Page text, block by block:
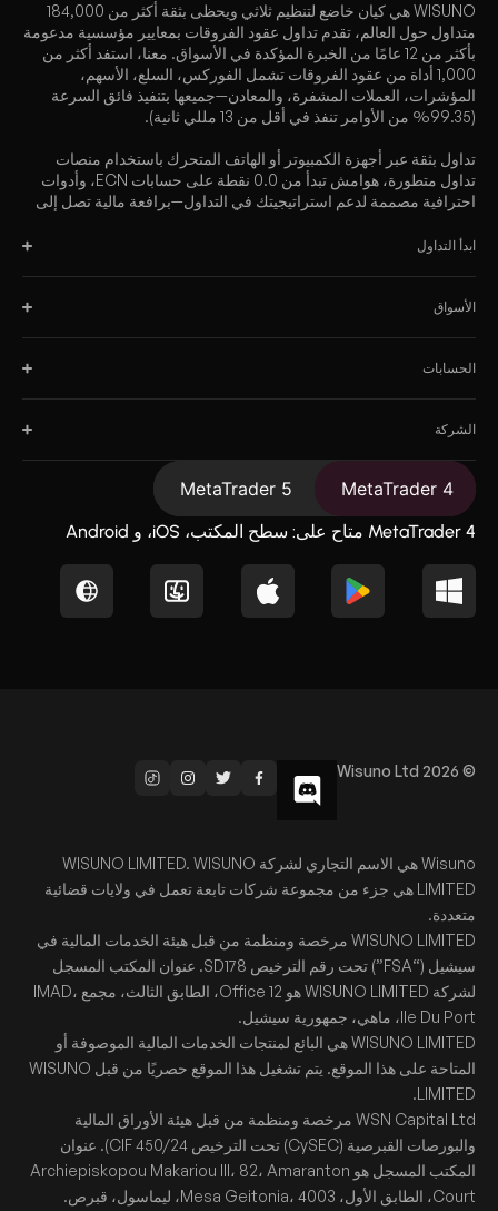
WISUNO هي كيان خاضع لتنظيم ثلاثي ويحظى بثقة أكثر من 184,000
متداول حول العالم، تقدم تداول عقود الفروقات بمعايير مؤسسية مدعومة
بأكثر من 12 عامًا من الخبرة المؤكدة في الأسواق. معنا، استفد أكثر من
1,000 أداة من عقود الفروقات تشمل الفوركس، السلع، الأسهم،
المؤشرات، العملات المشفرة، والمعادن—جميعها بتنفيذ فائق السرعة
(99.35% من الأوامر تنفذ في أقل من 13 مللي ثانية).
تداول بثقة عبر أجهزة الكمبيوتر أو الهاتف المتحرك باستخدام منصات
تداول متطورة، هوامش تبدأ من 0.0 نقطة على حسابات ECN، وأدوات
احترافية مصممة لدعم استراتيجيتك في التداول—برافعة مالية تصل إلى
ابدأ التداول
الأسواق
الحسابات
الشركة
MetaTrader 4
MetaTrader 5
MetaTrader 4 متاح على: سطح المكتب، iOS، و Android
© Wisuno Ltd 2026
Wisuno هي الاسم التجاري لشركة WISUNO LIMITED. WISUNO
LIMITED هي جزء من مجموعة شركات تابعة تعمل في ولايات قضائية
متعددة.
WISUNO LIMITED مرخصة ومنظمة من قبل هيئة الخدمات المالية في
سيشيل (“FSA”) تحت رقم الترخيص SD178. عنوان المكتب المسجل
لشركة WISUNO LIMITED هو Office 12، الطابق الثالث، مجمع IMAD،
Ile Du Port، ماهي، جمهورية سيشيل.
WISUNO LIMITED هي البائع لمنتجات الخدمات المالية الموصوفة أو
المتاحة على هذا الموقع. يتم تشغيل هذا الموقع حصريًا من قبل WISUNO
LIMITED.
WSN Capital Ltd مرخصة ومنظمة من قبل هيئة الأوراق المالية
والبورصات القبرصية (CySEC) تحت الترخيص CIF 450/24). عنوان
المكتب المسجل هو Archiepiskopou Makariou III، 82، Amaranton
Court، الطابق الأول، Mesa Geitonia، 4003، ليماسول، قبرص.